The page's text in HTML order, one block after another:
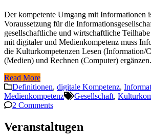
Der kompetente Umgang mit Informationen
Voraussetzung für die
gesellschaftliche und wirtschaftliche
mit digitaler und Medienkompetenz muss
die Kulturkompetenzen Lesen (Information/
(Medien) und Rechnen (Computer) ergänzen.
Read More
Definitionen, digitale Kompetenz,
Medienkompetenz
Gesellschaft,
2 Comments
Veranstaltugen